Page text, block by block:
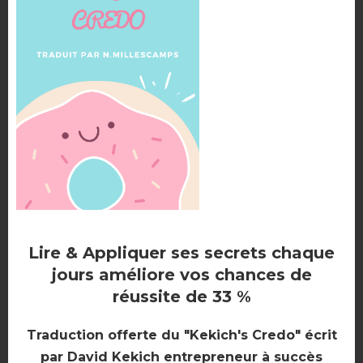
prêt classique.
PRÊTS GIGOGNES
Appelés aussi, prêts à paliers ou prêts emboîtés, les
financement intéressantes lors d’un projet
Lire & Appliquer ses secrets chaque
jours améliore vos chances de
réussite de 33 %
Traduction offerte du "Kekich's Credo" écrit
par David Kekich entrepreneur à succès